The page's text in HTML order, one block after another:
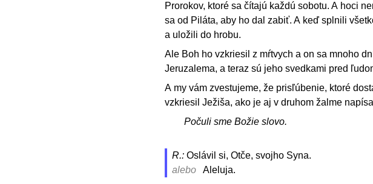
Prorokov, ktoré sa čítajú každú sobotu. A hoci
sa od Piláta, aby ho dal zabiť. A keď splnili
a uložili do hrobu.
Ale Boh ho vzkriesil z mŕtvych a on sa mnoho
Jeruzalema, a teraz sú jeho svedkami pred
A my vám zvestujeme, že prisľúbenie, ktoré
vzkriesil Ježiša, ako je aj v druhom žalme
Počuli sme Božie slovo.
R.: Oslávil si, Otče, svojho Syna.
alebo
Aleluja.